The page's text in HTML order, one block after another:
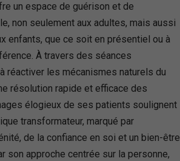
un espace de guérison et de
non seulement aux adultes, mais aussi
enfants, que ce soit en présentiel ou à
À travers des séances
réactiver les mécanismes naturels du
résolution rapide et efficace des
élogieux de ses patients soulignent
transformateur, marqué par
de la confiance en soi et un bien-être
son approche centrée sur la personne,